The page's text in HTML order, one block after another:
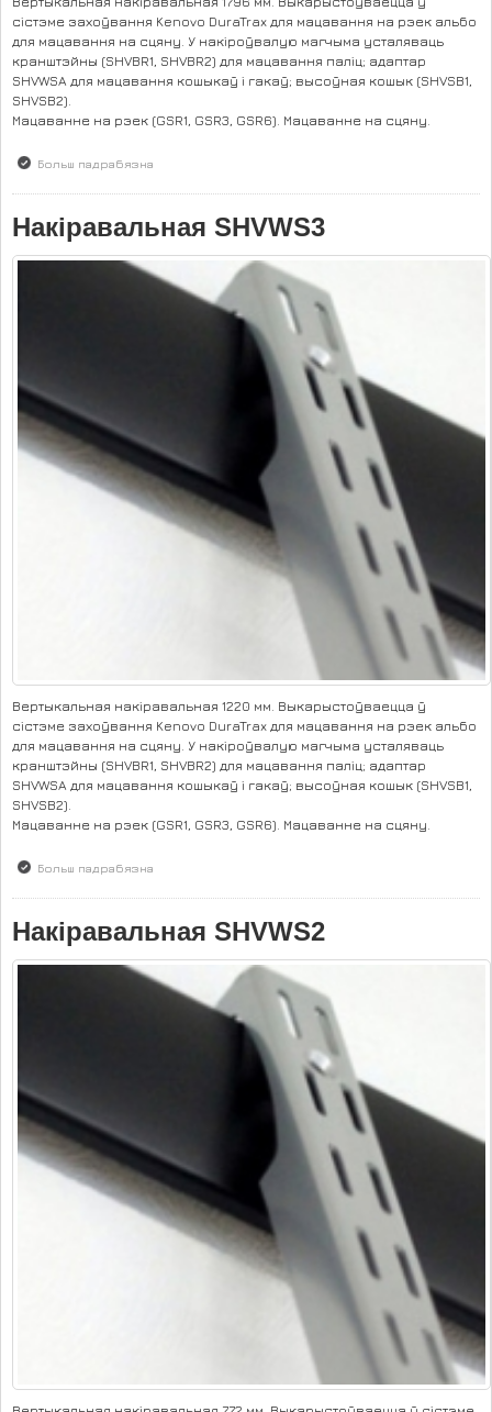
сістэме захоўвання Kenovo DuraTrax для мацавання на рэек альбо
для мацавання на сцяну. У накіроўвалую магчыма усталяваць
кранштэйны (SHVBR1, SHVBR2) для мацавання паліц; адаптар
SHVWSA для мацавання кошыкаў і гакаў; высоўная кошык (SHVSB1,
SHVSB2).
Мацаванне на рэек (GSR1, GSR3, GSR6). Мацаванне на сцяну.
Больш падрабязна
Накіравальная SHVWS3
Вертыкальная накіравальная 1220 мм. Выкарыстоўваецца ў
сістэме захоўвання Kenovo DuraTrax для мацавання на рэек альбо
для мацавання на сцяну. У накіроўвалую магчыма усталяваць
кранштэйны (SHVBR1, SHVBR2) для мацавання паліц; адаптар
SHVWSA для мацавання кошыкаў і гакаў; высоўная кошык (SHVSB1,
SHVSB2).
Мацаванне на рэек (GSR1, GSR3, GSR6). Мацаванне на сцяну.
Больш падрабязна
Накіравальная SHVWS2